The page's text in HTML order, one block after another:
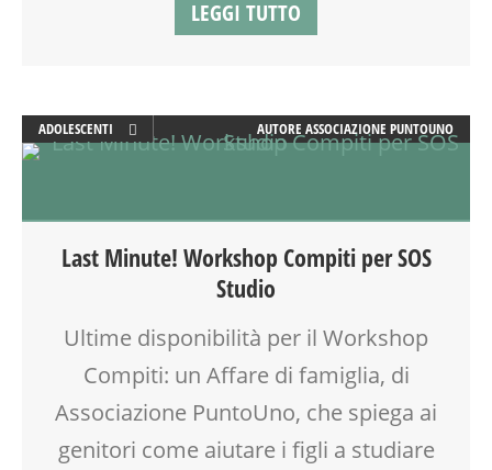
LEGGI TUTTO
ADOLESCENTI
ADULTI
GENITORE
MAMME
MOOD BOX
PEDAGOGIA
SCUOLA
AUTORE ASSOCIAZIONE PUNTOUNO
Last Minute! Workshop Compiti per SOS
Studio
Ultime disponibilità per il Workshop
Compiti: un Affare di famiglia, di
Associazione PuntoUno, che spiega ai
genitori come aiutare i figli a studiare